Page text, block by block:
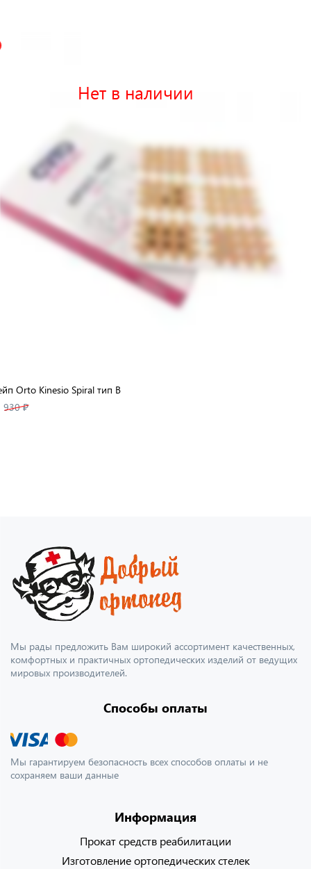
Нет в наличии
Orto Kinesio Spiral тип B
930 ₽
Мы рады предложить Вам широкий ассортимент качественных,
комфортных и практичных ортопедических изделий от ведущих
мировых производителей.
Способы оплаты
Мы гарантируем безопасность всех способов оплаты и не
сохраняем ваши данные
Информация
Прокат средств реабилитации
Изготовление ортопедических стелек